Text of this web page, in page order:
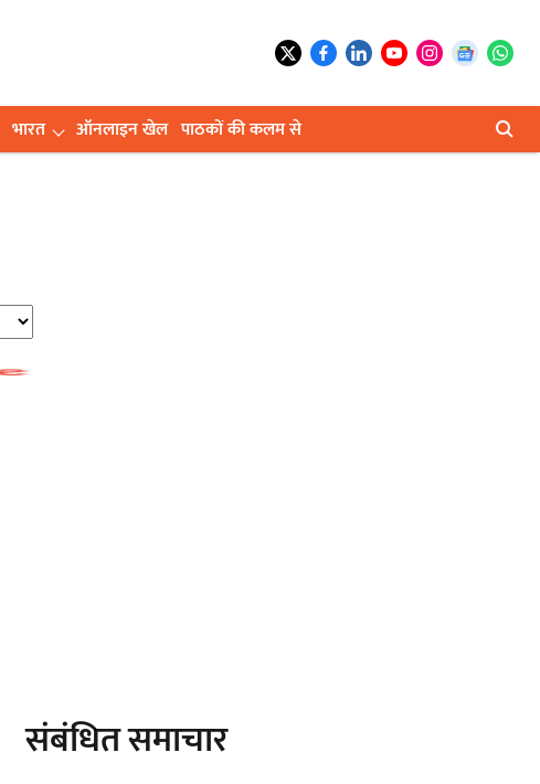
भारत ऑनलाइन खेल पाठकों की कलम से
संबंधित समाचार